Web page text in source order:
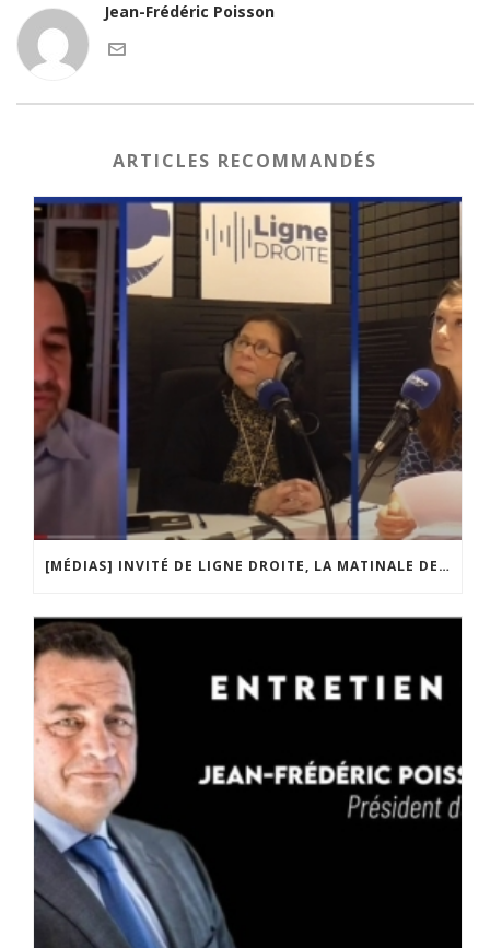
Jean-Frédéric Poisson
ARTICLES RECOMMANDÉS
[MÉDIAS] INVITÉ DE LIGNE DROITE, LA MATINALE DE RADIO COURTOISIE